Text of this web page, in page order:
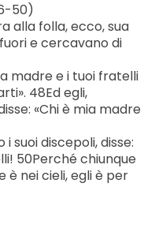
50)
alla folla, ecco, sua
e cercavano di
madre e i tuoi fratelli
48Ed egli,
«Chi è mia madre
suoi discepoli, disse:
50Perché chiunque
è nei cieli, egli è per